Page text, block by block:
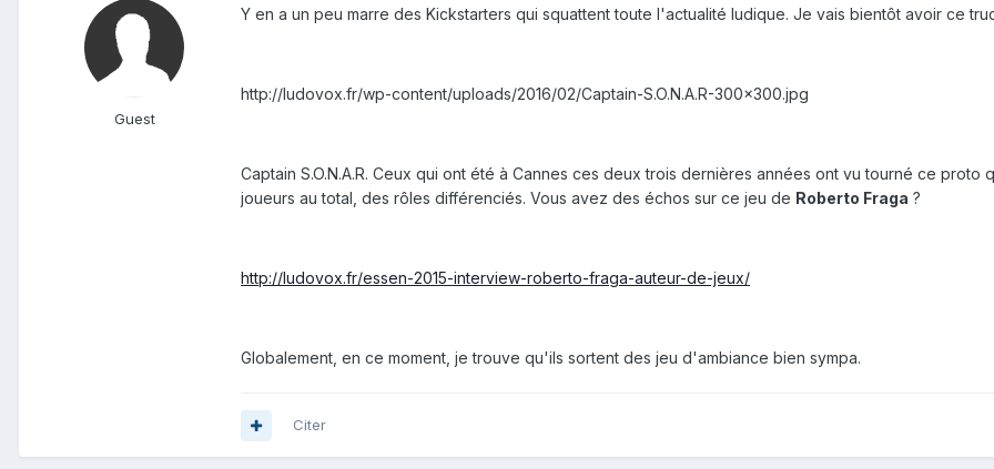
Guest
Y en a un peu marre des Kickstarters qui squattent toute l'actualité ludique. Je vais bientôt avoir ce
http://ludovox.fr/wp-content/uploads/2016/02/Captain-S.O.N.A.R-300x300.jpg
Captain S.O.N.A.R. Ceux qui ont été à Cannes ces deux trois dernières années ont vu tourné ce
joueurs au total, des rôles différenciés. Vous avez des échos sur ce jeu de Roberto Fraga ?
http://ludovox.fr/essen-2015-interview-roberto-fraga-auteur-de-jeux/
Globalement, en ce moment, je trouve qu'ils sortent des jeu d'ambiance bien sympa.
Citer